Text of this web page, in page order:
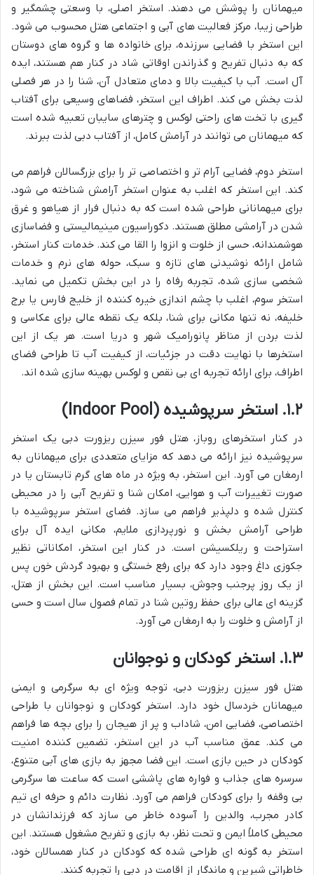
میهمانان را پوشش می دهند. استخر اصلی، با وسعتی چشمگیر و
طراحی زیبا، مرکز فعالیت های آبی و اجتماعی هتل محسوب می شود.
این استخر با فضایی سرزنده، برای خانواده ها و گروه های دوستان
که به دنبال تفریح و گذراندن اوقاتی شاد در کنار هم هستند، ایده
آل است. آب با کیفیت بالا و دمای متعادل آن، شنا را در هر فصلی
لذت بخش می کند. اطراف این استخر، فضاهای وسیعی برای آفتاب
گیری با تخت های راحتی لوکس و چترهای سایبان تعبیه شده است
که میهمانان می توانند در آرامش کامل، از آفتاب دبی لذت ببرند.
استخر دوم، فضایی آرام تر و اختصاصی تر را برای بزرگسالان فراهم می
کند. این استخر که اغلب به عنوان استخر آرامش شناخته می شود،
برای میهمانانی طراحی شده است که به دنبال فرار از هیاهو و غرق
شدن در آرامشی مطلق هستند. دکوراسیون مینیمالیستی و فضاسازی
هوشمندانه، حسی از خلوت و انزوا را القا می کند. خدمات کنار استخر،
شامل ارائه نوشیدنی های تازه و سبک، حوله های نرم و خدمات
شخصی سازی شده، تجربه رفاه را در این بخش تکمیل می نماید.
استخر سوم، اغلب با چشم اندازی خیره کننده از خلیج فارس یا برج
خلیفه، نه تنها مکانی برای شنا، بلکه یک نقطه عالی برای عکاسی و
لذت بردن از مناظر پانورامیک شهر و دریا است. هر یک از این
استخرها با نهایت دقت در جزئیات، از کیفیت آب تا طراحی فضای
اطراف، برای ارائه تجربه ای بی نقص و لوکس بهینه سازی شده اند.
۱.۲. استخر سرپوشیده (Indoor Pool)
در کنار استخرهای روباز، هتل فور سیزن ریزورت دبی یک استخر
سرپوشیده نیز ارائه می دهد که مزایای متعددی برای میهمانان به
ارمغان می آورد. این استخر، به ویژه در ماه های گرم تابستان یا در
صورت تغییرات آب و هوایی، امکان شنا و تفریح آبی را در محیطی
کنترل شده و دلپذیر فراهم می سازد. فضای استخر سرپوشیده با
طراحی آرامش بخش و نورپردازی ملایم، مکانی ایده آل برای
استراحت و ریلکسیشن است. در کنار این استخر، امکاناتی نظیر
جکوزی داغ وجود دارد که برای رفع خستگی و بهبود گردش خون پس
از یک روز پرجنب وجوش، بسیار مناسب است. این بخش از هتل،
گزینه ای عالی برای حفظ روتین شنا در تمام فصول سال است و حسی
از آرامش و خلوت را به ارمغان می آورد.
۱.۳. استخر کودکان و نوجوانان
هتل فور سیزن ریزورت دبی، توجه ویژه ای به سرگرمی و ایمنی
میهمانان خردسال خود دارد. استخر کودکان و نوجوانان با طراحی
اختصاصی، فضایی امن، شاداب و پر از هیجان را برای بچه ها فراهم
می کند. عمق مناسب آب در این استخر، تضمین کننده امنیت
کودکان در حین بازی است. این فضا مجهز به بازی های آبی متنوع،
سرسره های جذاب و فواره های پاششی است که ساعت ها سرگرمی
بی وقفه را برای کودکان فراهم می آورد. نظارت دائم و حرفه ای تیم
کادر مجرب، والدین را آسوده خاطر می سازد که فرزندانشان در
محیطی کاملاً ایمن و تحت نظر، به بازی و تفریح مشغول هستند. این
استخر به گونه ای طراحی شده که کودکان در کنار همسالان خود،
خاطراتی شیرین و ماندگار از اقامت در دبی را تجربه کنند.